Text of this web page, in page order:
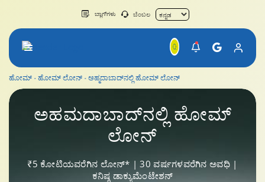
ಬ್ಲಾಗ್‌ಗಳು ಬೆಂಬಲ
ಹೋಮ್ ಹೋಮ್ ಲೋನ್‌ ಅಹ್ಮದಾಬಾದ್‌ನಲ್ಲಿ ಹೋಮ್ ಲೋನ್
ಅಹಮದಾಬಾದ್‌ನಲ್ಲಿ ಹೋಮ್
ಲೋನ್
₹5 ಕೋಟಿಯವರೆಗಿನ ಲೋನ್* | 30 ವರ್ಷಗಳವರೆಗಿನ ಅವಧಿ |
ಕನಿಷ್ಠ ಡಾಕ್ಯುಮೆಂಟೇಶನ್
ಅಹ್ಮದಾಬಾದ್‌ನಲ್ಲಿ ಹೋಮ್ ಲೋನ್